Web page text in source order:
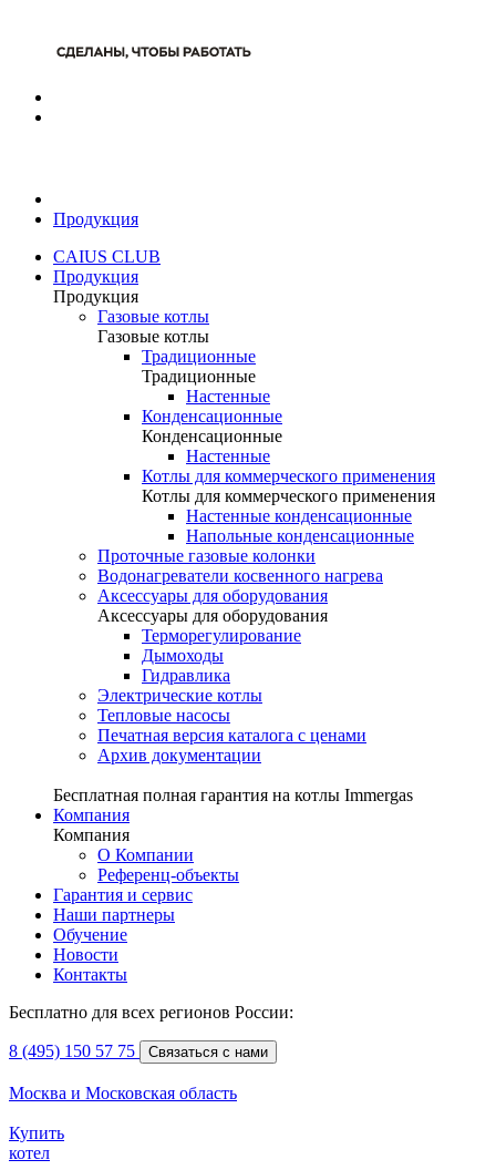
Продукция
CAIUS CLUB
Продукция
Продукция
Газовые котлы
Газовые котлы
Традиционные
Традиционные
Настенные
Конденсационные
Конденсационные
Настенные
Котлы для коммерческого применения
Котлы для коммерческого применения
Настенные конденсационные
Напольные конденсационные
Проточные газовые колонки
Водонагреватели косвенного нагрева
Аксессуары для оборудования
Аксессуары для оборудования
Терморегулирование
Дымоходы
Гидравлика
Электрические котлы
Тепловые насосы
Печатная версия каталога с ценами
Архив документации
Бесплатная полная гарантия на котлы Immergas
Компания
Компания
О Компании
Референц-объекты
Гарантия и сервис
Наши партнеры
Обучение
Новости
Контакты
Бесплатно для всех регионов России:
8 (495) 150 57 75 Связаться с нами
Москва и Московская область
Купить
котел